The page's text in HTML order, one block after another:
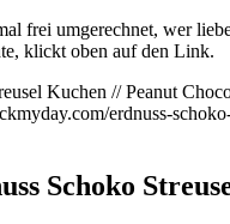
frei umgerechnet, wer
klickt oben auf den Link.
Schoko